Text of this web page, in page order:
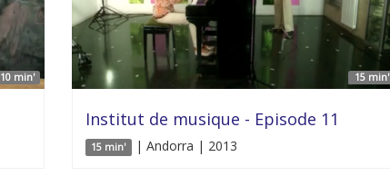
10 min' 15 min'
Institut de musique - Episode 11
15 min' | Andorra | 2013